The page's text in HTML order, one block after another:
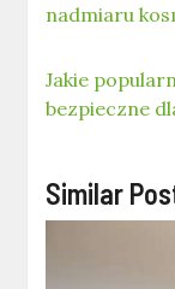
nadmiaru
Jakie
bezpieczne
Similar